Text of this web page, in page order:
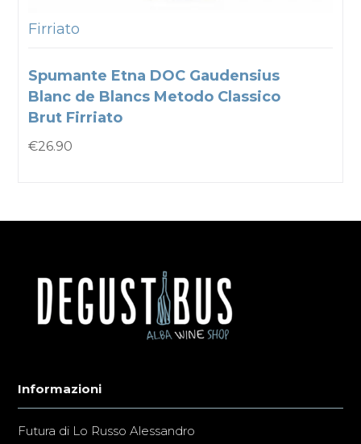
Firriato
Spumante Etna DOC Gaudensius
Blanc de Blancs Metodo Classico
Brut Firriato
€26.90
Informazioni
Futura di Lo Russo Alessandro